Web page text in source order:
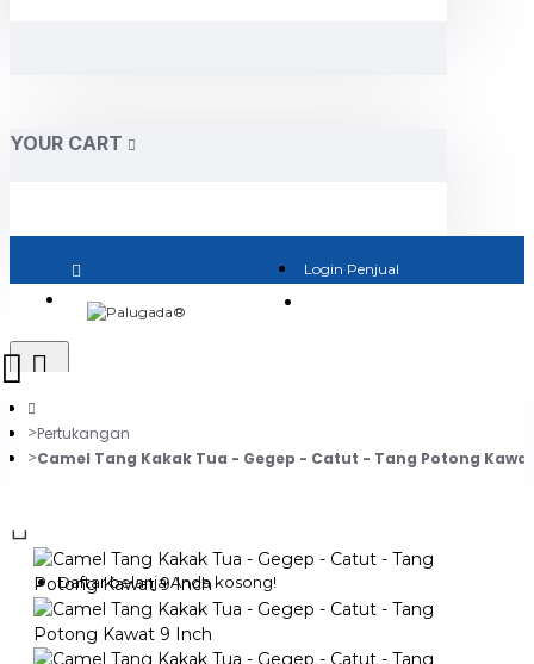
YOUR CART
Login Penjual
Daftar belanja Anda kosong!
Pertukangan
Camel Tang Kakak Tua - Gegep - Catut - Tang Potong